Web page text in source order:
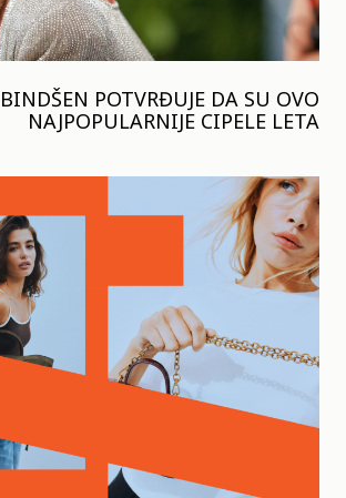
POTVRĐUJE DA SU OVO
NAJPOPULARNIJE CIPELE LETA